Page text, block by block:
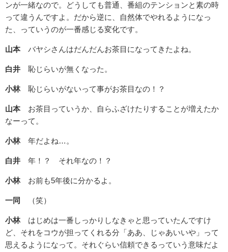
ンが一緒なので。どうしても普通、番組のテンションと素の時
って違うんですよ。だから逆に、自然体でやれるようになっ
た、っていうのが一番感じる変化です。
山本バヤシさんはだんだんお茶目になってきたよね。
白井 恥じらいが無くなった。
小林恥じらいがないって事がお茶目なの！？
山本お茶目っていうか、自らふざけたりすることが増えたか
なーって。
小林年だよね…。
白井 年！？ それ年なの！？
小林お前も5年後に分かるよ。
一同 （笑）
小林はじめは一番しっかりしなきゃと思っていたんですけ
ど、それをコウが担ってくれる分「ああ、じゃあいいや」って
思えるようになって。それぐらい信頼できるっていう意味だよ